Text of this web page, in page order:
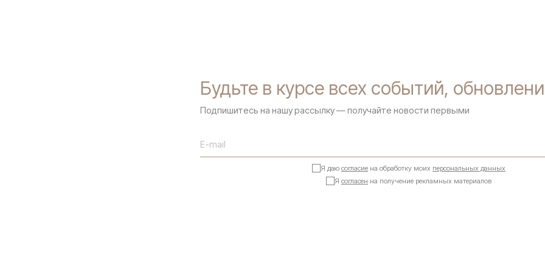
Будьте в курсе всех событий,
Подпишитесь на нашу рассылку — получайте новости первыми
Я даю согласие на обработку моих персональных данных
Я согласен на получение рекламных материалов